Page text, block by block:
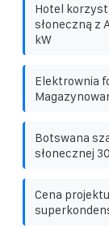
Hotel
słoneczną z
kW
Elektrownia
Botswana
słonecznej
Cena